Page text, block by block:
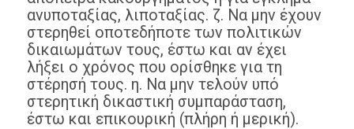
ανυποταξίας, λιποταξίας. ζ. Να μην έχουν
στερηθεί οποτεδήποτε των πολιτικών
δικαιωμάτων τους, έστω και αν έχει
λήξει ο χρόνος που ορίσθηκε για τη
στέρησή τους. η. Να μην τελούν υπό
στερητική δικαστική συμπαράσταση,
έστω και επικουρική (πλήρη ή μερική).